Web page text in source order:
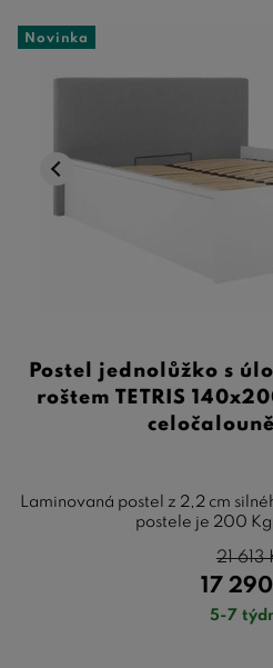
Novinka
Postel jednolůžko s
roštem TETRIS
Laminovaná postel z 2,2 cm
postele je 200
17 290
21 613
5-7